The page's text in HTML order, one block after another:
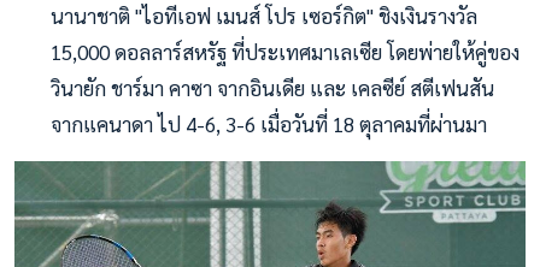
นานาชาติ "ไอทีเอฟ เมนส์ โปร เซอร์กิต" ชิงเงินรางวัล
15,000 ดอลลาร์สหรัฐ ที่ประเทศมาเลเซีย โดยพ่ายให้คู่ของ
วินายัก ชาร์มา คาซา จากอินเดีย และ เคลซีย์ สตีเฟนสัน
จากแคนาดา ไป 4-6, 3-6 เมื่อวันที่ 18 ตุลาคมที่ผ่านมา